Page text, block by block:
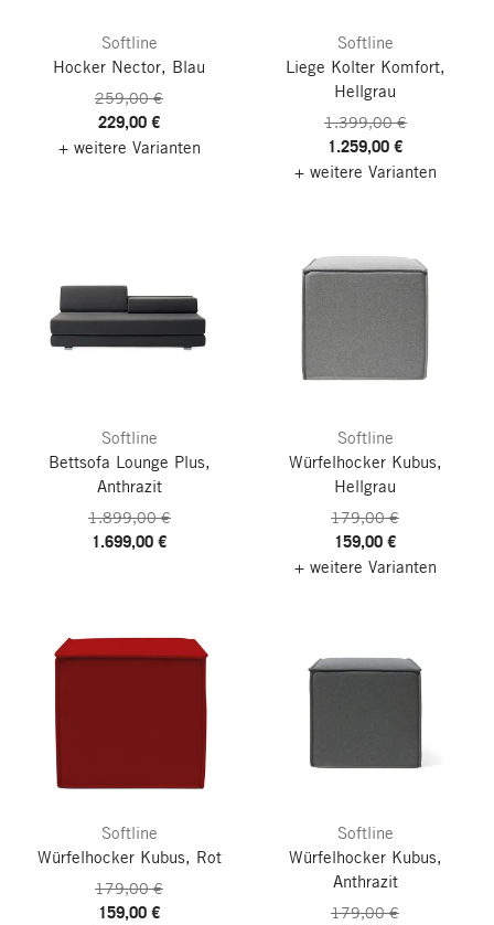
Softline
Hocker Nector, Blau
259,00 €
229,00 €
+ weitere Varianten
Softline
Liege Kolter Komfort,
Hellgrau
1.399,00 €
1.259,00 €
+ weitere Varianten
Softline
Bettsofa Lounge Plus,
Anthrazit
1.899,00 €
1.699,00 €
Softline
Würfelhocker Kubus,
Hellgrau
179,00 €
159,00 €
+ weitere Varianten
Softline
Würfelhocker Kubus, Rot
179,00 €
159,00 €
Softline
Würfelhocker Kubus,
Anthrazit
179,00 €